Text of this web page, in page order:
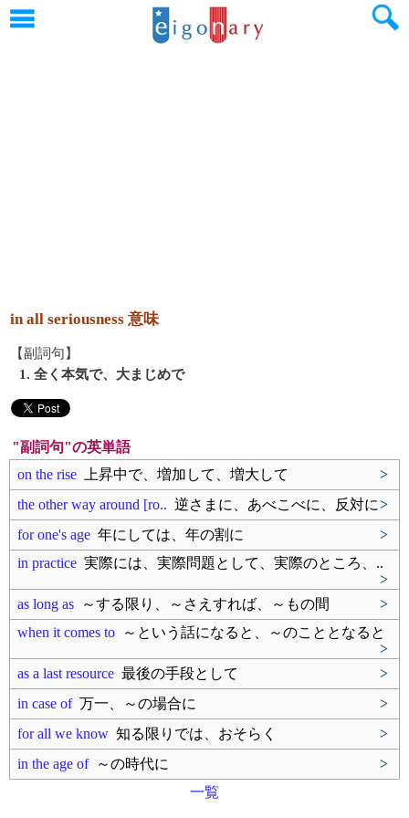
in all seriousness 意味
【副詞句】
1. 全く本気で、大まじめで
"副詞句"の英単語
on the rise 上昇中で、増加して、増大して
>
the other way around [ro.. 逆さまに、あべこべに、反対に>
for one's age 年にしては、年の割に
>
in practice 実際には、実際問題として、実際のところ、..
>
as long as ～する限り、～さえすれば、～もの間
>
when it comes to ～という話になると、～のこととなると
>
as a last resource 最後の手段として
>
in case of万一、～の場合に
>
for all we know 知る限りでは、おそらく
>
in the age of～の時代に
>
一覧